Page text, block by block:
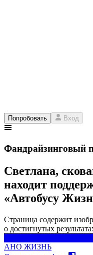
Попробовать Вход
Фандрайзинговый
Светлана,
находит
«Автобусу
Страница содержит
о достигнутых
АНО ЖИЗНЬ